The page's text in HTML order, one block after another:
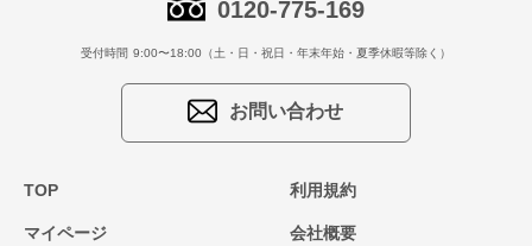
0120-775-169
受付時間 9:00〜18:00（土・日・祝日・年末年始・夏季休暇等除く）
お問い合わせ
TOP
マイページ
利用規約
会社概要